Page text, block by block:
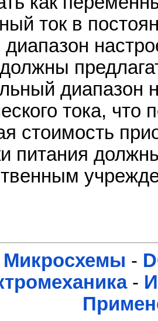
ток в
диапазон
тока,
стоимость
питания
Микросхемы -
-